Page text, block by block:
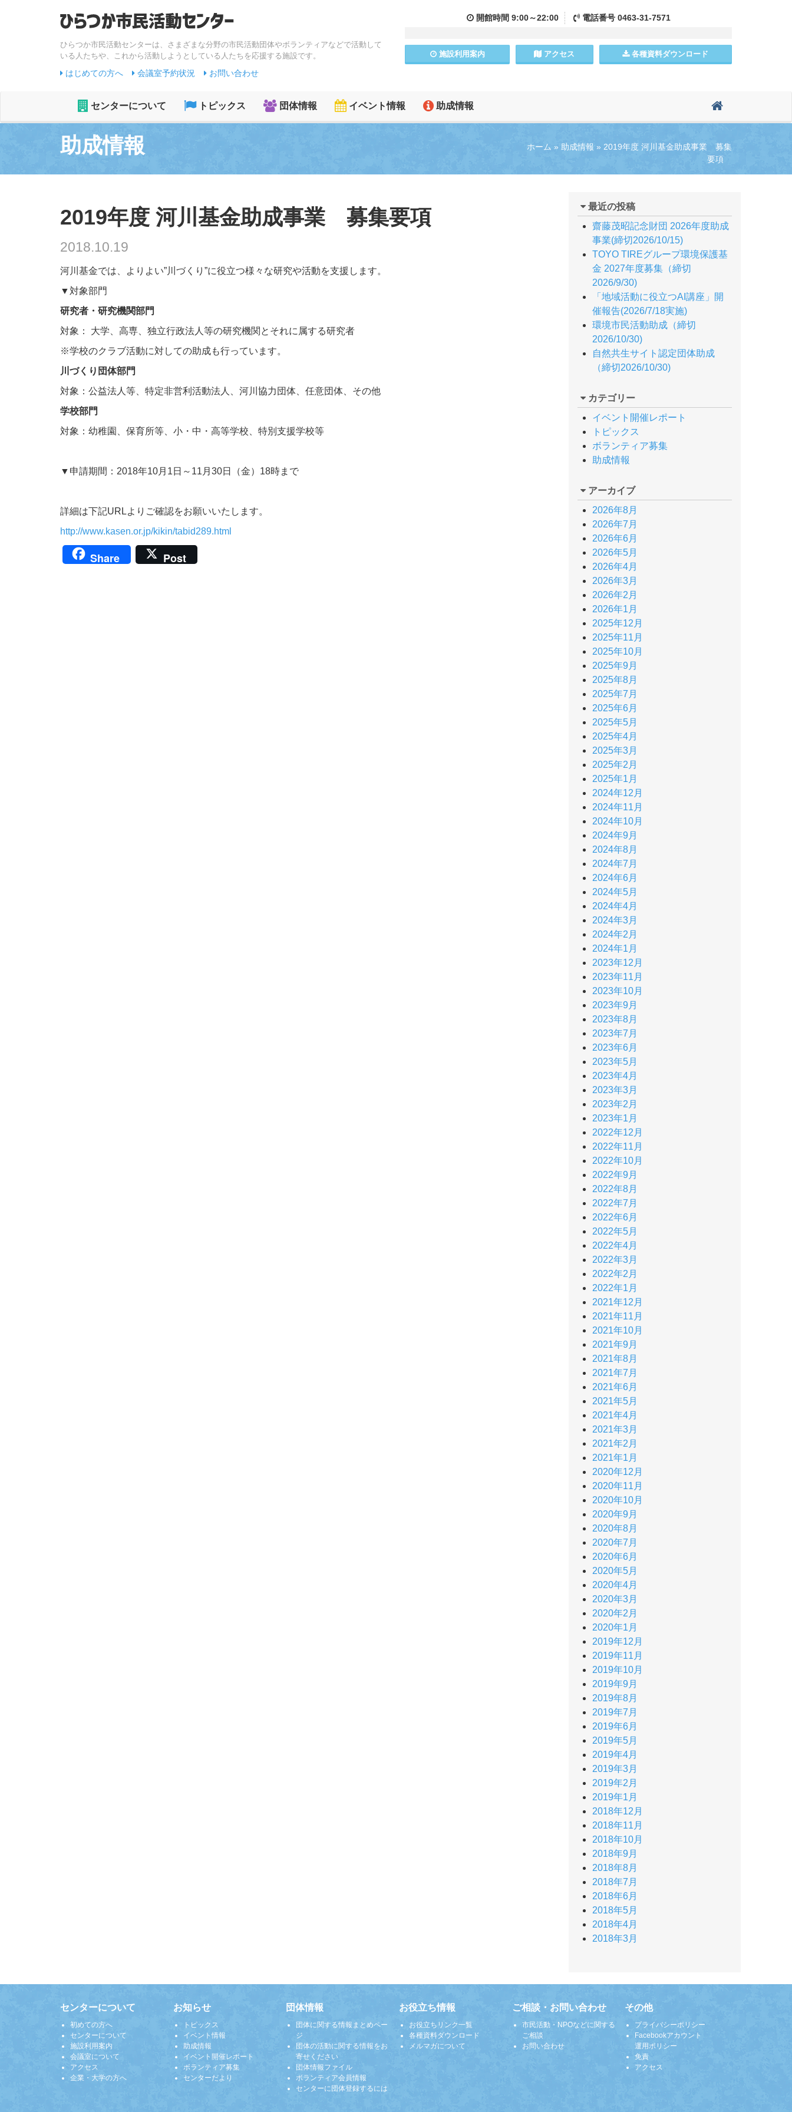
ひらつか市民活動センターは、さまざまな分野の市民活動団体やボランティアなどで活動して
いる人たちや、これから活動しようとしている人たちを応援する施設です。
はじめての方へ 会議室予約状況 お問い合わせ
開館時間 9:00～22:00 電話番号0463-31-7571
施設利用案内 アクセス 各種資料ダウンロード
センターについて トピックス 団体情報 イベント情報 助成情報
ホーム » 助成情報 » 2019年度 河川基金助成事業 募集
要項
助成情報
2019年度 河川基金助成事業 募集要項
2018.10.19
河川基金では、よりよい”川づくり”に役立つ様々な研究や活動を支援します。
▼対象部門
研究者・研究機関部門
対象： 大学、高専、独立行政法人等の研究機関とそれに属する研究者
※学校のクラブ活動に対しての助成も行っています。
川づくり団体部門
対象：公益法人等、特定非営利活動法人、河川協力団体、任意団体、その他
学校部門
対象：幼稚園、保育所等、小・中・高等学校、特別支援学校等
▼申請期間：2018年10月1日～11月30日（金）18時まで
詳細は下記URLよりご確認をお願いいたします。
http://www.kasen.or.jp/kikin/tabid289.html
Share Post
最近の投稿
齋藤茂昭記念財団 2026年度助成
事業(締切2026/10/15)
TOYO TIREグループ環境保護基
金 2027年度募集（締切
2026/9/30)
「地域活動に役立つAI講座」開
催報告(2026/7/18実施)
環境市民活動助成（締切
2026/10/30)
自然共生サイト認定団体助成
（締切2026/10/30)
カテゴリー
イベント開催レポート
トピックス
ボランティア募集
助成情報
アーカイブ
2026年8月
2026年7月
2026年6月
2026年5月
2026年4月
2026年3月
2026年2月
2026年1月
2025年12月
2025年11月
2025年10月
2025年9月
2025年8月
2025年7月
2025年6月
2025年5月
2025年4月
2025年3月
2025年2月
2025年1月
2024年12月
2024年11月
2024年10月
2024年9月
2024年8月
2024年7月
2024年6月
2024年5月
2024年4月
2024年3月
2024年2月
2024年1月
2023年12月
2023年11月
2023年10月
2023年9月
2023年8月
2023年7月
2023年6月
2023年5月
2023年4月
2023年3月
2023年2月
2023年1月
2022年12月
2022年11月
2022年10月
2022年9月
2022年8月
2022年7月
2022年6月
2022年5月
2022年4月
2022年3月
2022年2月
2022年1月
2021年12月
2021年11月
2021年10月
2021年9月
2021年8月
2021年7月
2021年6月
2021年5月
2021年4月
2021年3月
2021年2月
2021年1月
2020年12月
2020年11月
2020年10月
2020年9月
2020年8月
2020年7月
2020年6月
2020年5月
2020年4月
2020年3月
2020年2月
2020年1月
2019年12月
2019年11月
2019年10月
2019年9月
2019年8月
2019年7月
2019年6月
2019年5月
2019年4月
2019年3月
2019年2月
2019年1月
2018年12月
2018年11月
2018年10月
2018年9月
2018年8月
2018年7月
2018年6月
2018年5月
2018年4月
2018年3月
センターについて
初めての方へ
センターについて
施設利用案内
会議室について
アクセス
企業・大学の方へ
お知らせ
トピックス
イベント情報
助成情報
イベント開催レポート
ボランティア募集
センターだより
団体情報
団体に関する情報まとめペー
ジ
団体の活動に関する情報をお
寄せください
団体情報ファイル
ボランティア会員情報
センターに団体登録するには
お役立ち情報
お役立ちリンク一覧
各種資料ダウンロード
メルマガについて
ご相談・お問い合わせ
市民活動・NPOなどに関する
ご相談
お問い合わせ
その他
プライバシーポリシー
Facebookアカウント
運用ポリシー
免責
アクセス